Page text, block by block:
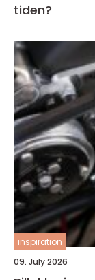
tiden?
inspiration
09. July 2026